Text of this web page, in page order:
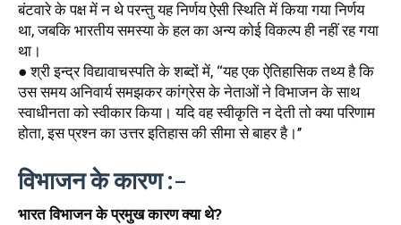
बंटवारे के पक्ष में न थे परन्तु यह निर्णय ऐसी स्थिति में किया गया निर्णय
था, जबकि भारतीय समस्या के हल का अन्य कोई विकल्प ही नहीं रह गया
था।
● श्री इन्द्र विद्यावाचस्पति के शब्दों में, ‘‘यह एक ऐतिहासिक तथ्य है कि
उस समय अनिवार्य समझकर कांग्रेस के नेताओं ने विभाजन के साथ
स्वाधीनता को स्वीकार किया। यदि वह स्वीकृति न देती तो क्या परिणाम
होता, इस प्रश्न का उत्तर इतिहास की सीमा से बाहर है।’’
विभाजन के कारण :-
भारत विभाजन के प्रमुख कारण क्या थे?